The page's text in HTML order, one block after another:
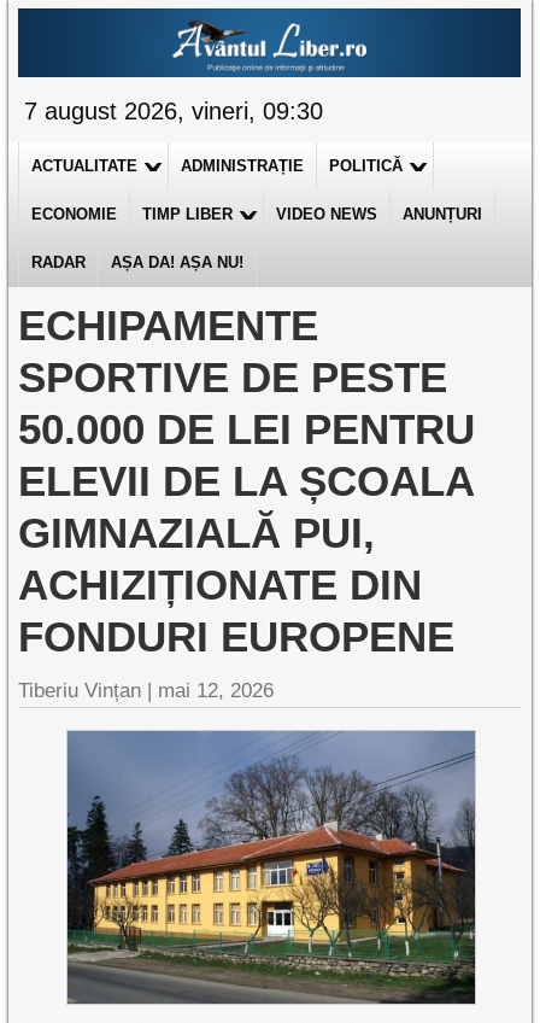
7 august 2026, vineri, 09:30
ACTUALITATE ADMINISTRAȚIE POLITICĂ
ECONOMIE TIMP LIBER VIDEO NEWS ANUNȚURI
RADAR AȘA DA! AȘA NU!
ECHIPAMENTE
SPORTIVE DE PESTE
50.000 DE LEI PENTRU
ELEVII DE LA ȘCOALA
GIMNAZIALĂ PUI,
ACHIZIȚIONATE DIN
FONDURI EUROPENE
Tiberiu Vințan | mai 12, 2026